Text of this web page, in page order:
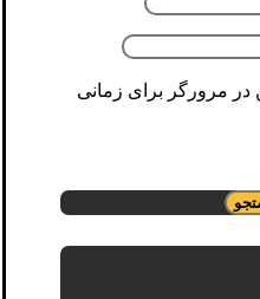
در مرورگر برای زمانی